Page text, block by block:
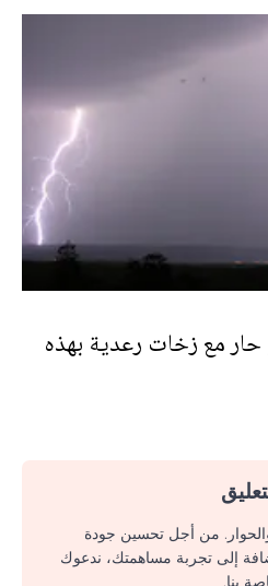
مع زخات رعدية بهذه
من أجل تحسين جودة
إلى تجربة مساهمتك، ندعوك
بنا.